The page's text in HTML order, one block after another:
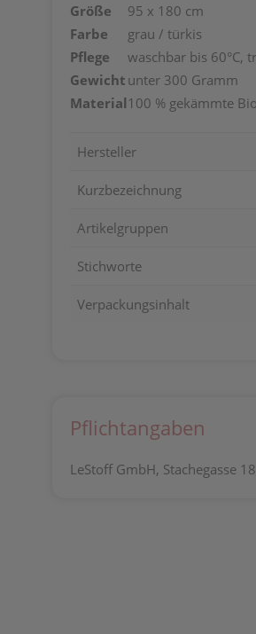
Größe
95 x 180 cm
Farbe
grau / türkis
Pflege
waschbar bis 60°C,
Gewicht unter 300 Gramm
Material 100 % gekämmte
Hersteller
Kurzbezeichnung
Artikelgruppen
Stichworte
Verpackungsinhalt
Pflichtangaben
LeStoff GmbH, Stachegasse